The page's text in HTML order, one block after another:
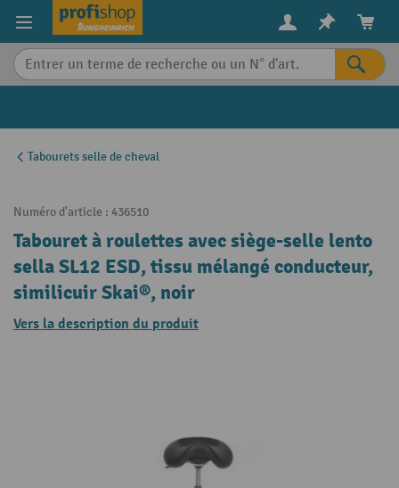
content
Tabourets selle de cheval
Numéro d'article : 436510
Tabouret à roulettes avec siège-selle lento
sella SL12 ESD, tissu mélangé conducteur,
similicuir Skai®, noir
Vers la description du produit